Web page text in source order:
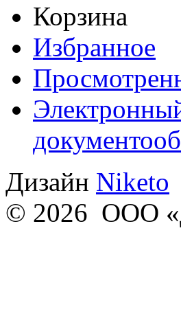
Корзина
Избранное
Дизайн Niketo
© 2026 ООО